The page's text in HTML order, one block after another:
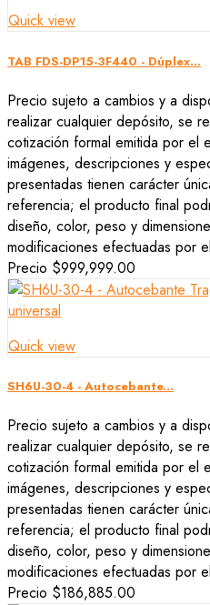
Quick view
TAB FDS-DP15-3F440 - Dúplex...
Precio sujeto a cambios y a
realizar cualquier depósito, se
cotización formal emitida por el
imágenes, descripciones y
presentadas tienen carácter
referencia; el producto final
diseño, color, peso y
modificaciones efectuadas por
Precio $999,999.00
Quick view
SH6U-30-4 - Autocebante...
Precio sujeto a cambios y a
realizar cualquier depósito, se
cotización formal emitida por el
imágenes, descripciones y
presentadas tienen carácter
referencia; el producto final
diseño, color, peso y
modificaciones efectuadas por
Precio $186,885.00